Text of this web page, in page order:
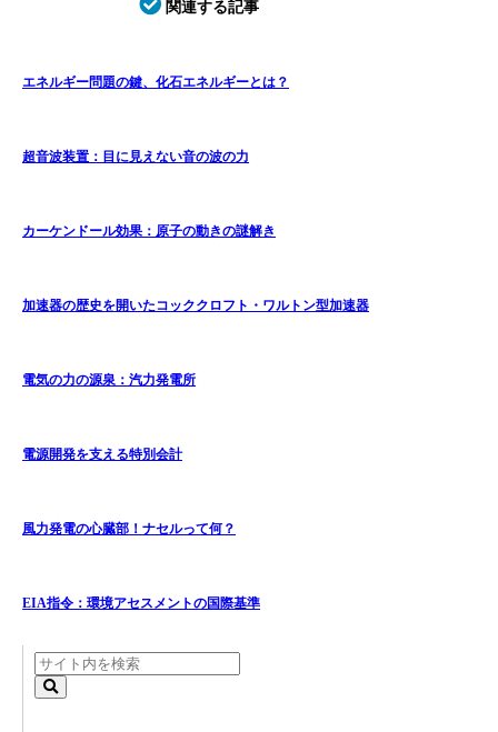
関連する記事
エネルギー問題の鍵、化石エネルギーとは？
超音波装置：目に見えない音の波の力
カーケンドール効果：原子の動きの謎解き
加速器の歴史を開いたコッククロフト・ワルトン型加速器
電気の力の源泉：汽力発電所
電源開発を支える特別会計
風力発電の心臓部！ナセルって何？
EIA指令：環境アセスメントの国際基準